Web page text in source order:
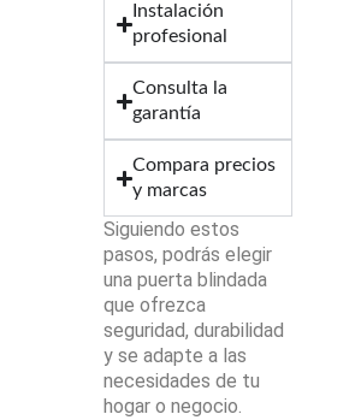
Instalación
profesional
Consulta la
garantía
Compara precios
y marcas
Siguiendo estos
pasos, podrás elegir
una puerta blindada
que ofrezca
seguridad, durabilidad
y se adapte a las
necesidades de tu
hogar o negocio.